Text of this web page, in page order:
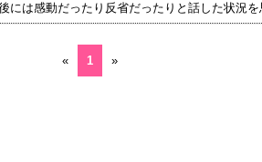
には感動だったり反省だったりと話した状況
« 1 »